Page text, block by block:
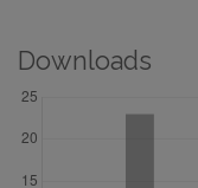
Downloads